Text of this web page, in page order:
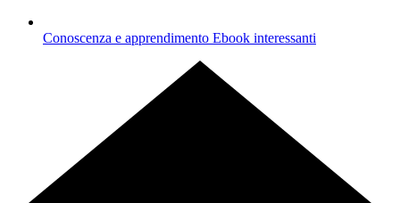
Conoscenza e apprendimento Ebook interessanti